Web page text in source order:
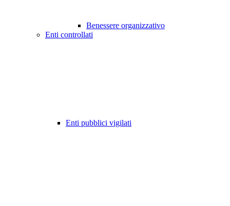
Benessere organizzativo
Enti controllati
Enti pubblici vigilati